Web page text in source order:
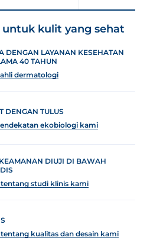
kulit yang sehat
DENGAN LAYANAN KESEHATAN
40 TAHUN
dermatologi
DENGAN TULUS
ekobiologi kami
DIUJI DI BAWAH
studi klinis kami
kualitas dan desain kami